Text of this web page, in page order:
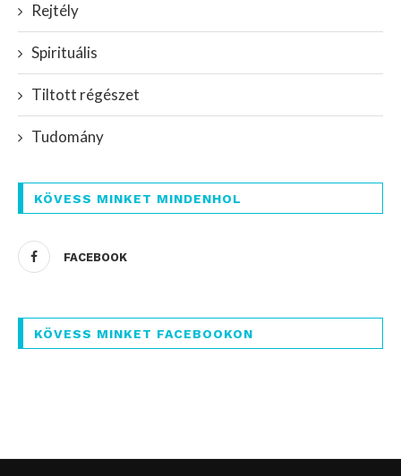
Rejtély
Spirituális
Tiltott régészet
Tudomány
KÖVESS MINKET MINDENHOL
FACEBOOK
KÖVESS MINKET FACEBOOKON